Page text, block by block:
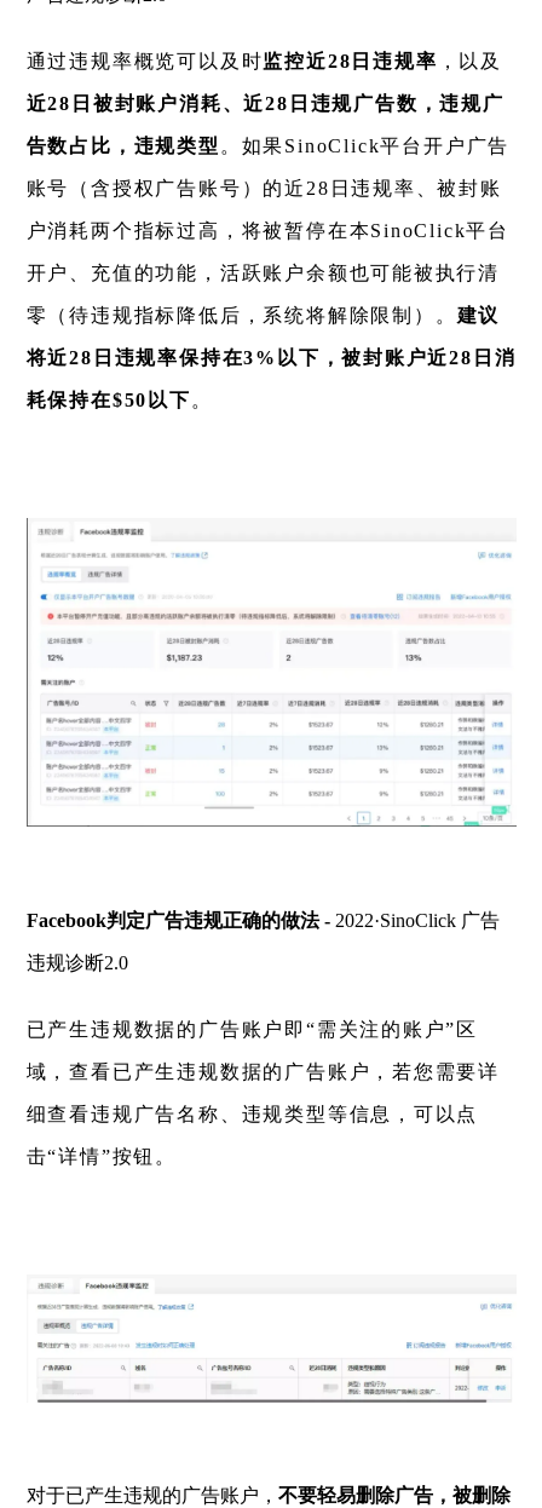
通过违规率概览可以及时监控近28日违规率 ，以及
近28日被封账户消耗、近28日违规广告数，违规广
告数占比，违规类型 。如果SinoClick平台开户广告
账号（含授权广告账号）的近28日违规率、被封账
户消耗两个指标过高，将被暂停在本SinoClick平台
开户、充值的功能，活跃账户余额也可能被执行清
零（待违规指标降低后，系统将解除限制）。 建议
将近28日违规率保持在3%以下，被封账户近28日消
耗保持在$50以下 。
Facebook判定广告违规正确的做法 - 2022·SinoClick 广告
违规诊断2.0
已产生违规数据的广告账户即“需关注的账户”区
域，查看已产生违规数据的广告账户，若您需要详
细查看违规广告名称、违规类型等信息，可以点
击“详情”按钮。
对于已产生违规的广告账户， 不要轻易删除广告，被删除